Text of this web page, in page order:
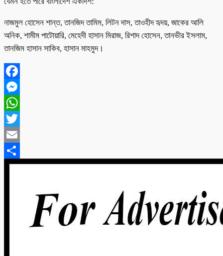
নাজমুল হোসেন শান্ত, তানজিদ তামিম, লিটন দাস, তাওহীদ হৃদয়, জাকের আলি
অনিক, শামীম পাটোয়ারি, মেহেদী হাসান মিরাজ, রিশাদ হোসেন, তানভীর ইসলাম,
তানজিম হাসান সাকিব, হাসান মাহমুদ।
Facebook
Messenger
WhatsApp
Twitter
Email
Share